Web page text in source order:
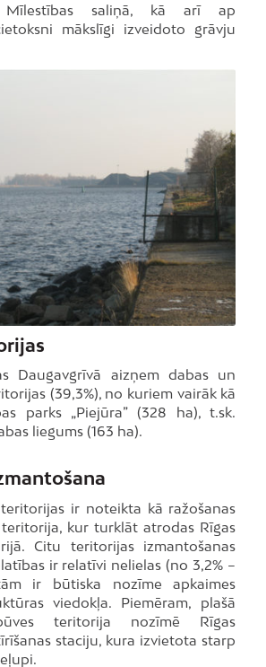
saliņā, kā arī ap
mākslīgi izveidoto grāvju
Daugavgrīvā aizņem dabas un
(39,3%), no kuriem vairāk kā
parks „Piejūra” (328 ha), t.sk.
liegums (163 ha).
teritorijas ir noteikta kā ražošanas
kur turklāt atrodas Rīgas
Citu teritorijas izmantošanas
ir relatīvi nelielas (no 3,2% –
ir būtiska nozīme apkaimes
viedokļa. Piemēram, plašā
teritorija nozīmē Rīgas
staciju, kura izvietota starp